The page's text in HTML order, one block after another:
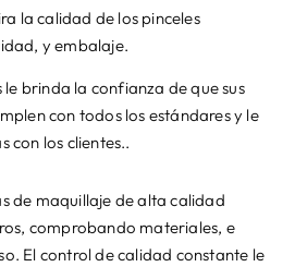
la calidad de los pinceles
y embalaje.
le brinda la confianza de que sus
con todos los estándares y le
con los clientes..
de maquillaje de alta calidad
comprobando materiales, e
El control de calidad constante le